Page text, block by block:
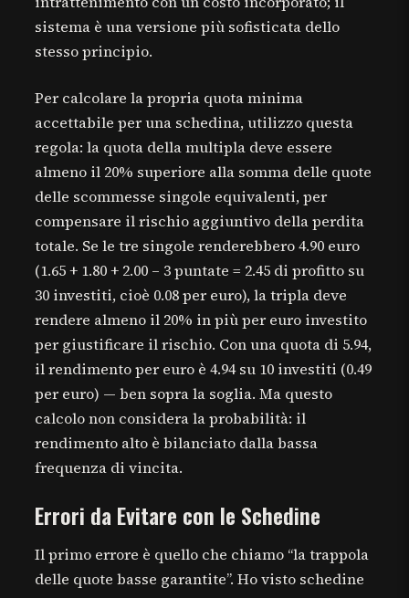
sistema è una versione più sofisticata dello
stesso principio.
Per calcolare la propria quota minima
accettabile per una schedina, utilizzo questa
regola: la quota della multipla deve essere
almeno il 20% superiore alla somma delle quote
delle scommesse singole equivalenti, per
compensare il rischio aggiuntivo della perdita
totale. Se le tre singole renderebbero 4.90 euro
(1.65 + 1.80 + 2.00 – 3 puntate = 2.45 di profitto su
30 investiti, cioè 0.08 per euro), la tripla deve
rendere almeno il 20% in più per euro investito
per giustificare il rischio. Con una quota di 5.94,
il rendimento per euro è 4.94 su 10 investiti (0.49
per euro) — ben sopra la soglia. Ma questo
calcolo non considera la probabilità: il
rendimento alto è bilanciato dalla bassa
frequenza di vincita.
Errori da Evitare con le Schedine
Il primo errore è quello che chiamo “la trappola
delle quote basse garantite”. Ho visto schedine